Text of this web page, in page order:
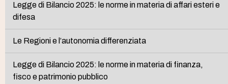
Legge di Bilancio 2025: le norme in materia di affari esteri e
difesa
Le Regioni e l’autonomia differenziata
Legge di Bilancio 2025: le norme in materia di finanza,
fisco e patrimonio pubblico